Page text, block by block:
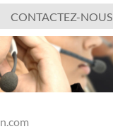
CONTACTEZ-NOUS